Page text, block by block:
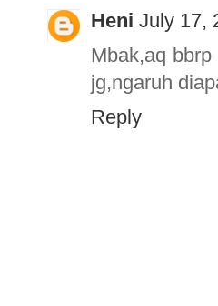
Heni July 17,
Mbak,aq
jg,ngaruh
Reply